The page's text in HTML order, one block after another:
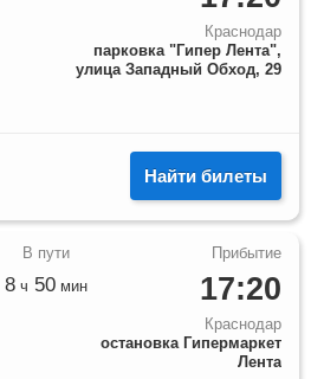
Краснодар
парковка "Гипер Лента",
улица Западный Обход, 29
Найти билеты
17:20
Краснодар
остановка Гипермаркет
Лента
8 ч 50 мин